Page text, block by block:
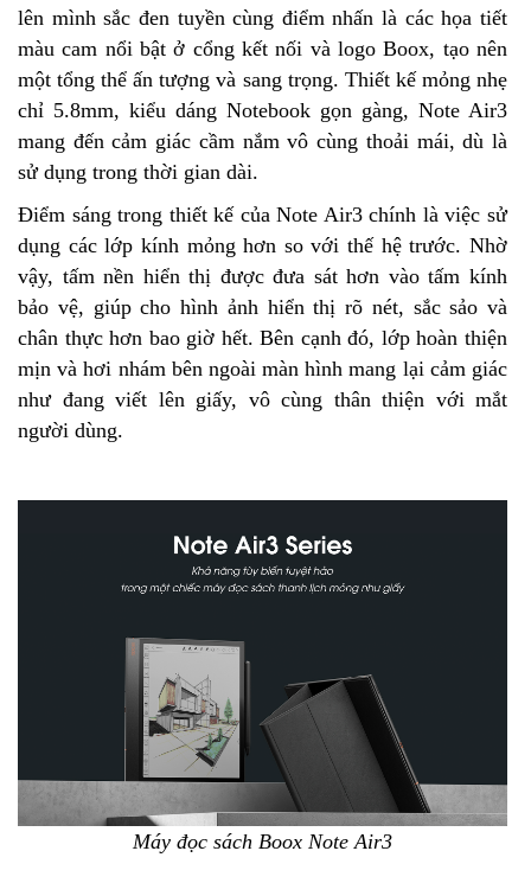
lên mình sắc đen tuyền cùng điểm nhấn là các họa tiết
màu cam nổi bật ở cổng kết nối và logo Boox, tạo nên
một tổng thể ấn tượng và sang trọng. Thiết kế mỏng nhẹ
chỉ 5.8mm, kiểu dáng Notebook gọn gàng, Note Air3
mang đến cảm giác cầm nắm vô cùng thoải mái, dù là
sử dụng trong thời gian dài.
Điểm sáng trong thiết kế của Note Air3 chính là việc sử
dụng các lớp kính mỏng hơn so với thế hệ trước. Nhờ
vậy, tấm nền hiển thị được đưa sát hơn vào tấm kính
bảo vệ, giúp cho hình ảnh hiển thị rõ nét, sắc sảo và
chân thực hơn bao giờ hết. Bên cạnh đó, lớp hoàn thiện
mịn và hơi nhám bên ngoài màn hình mang lại cảm giác
như đang viết lên giấy, vô cùng thân thiện với mắt
người dùng.
Máy đọc sách Boox Note Air3